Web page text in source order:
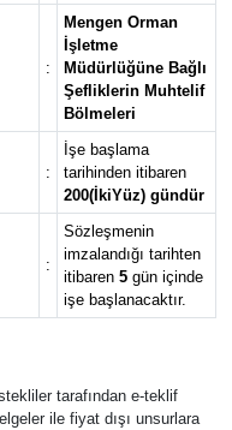
:
Mengen Orman
İşletme
Müdürlüğüne Bağlı
Şefliklerin Muhtelif
Bölmeleri
:
İşe başlama
tarihinden itibaren
200(İkiYüz) gündür
:
Sözleşmenin
imzalandığı tarihten
itibaren 5gün içinde
işe başlanacaktır.
tarafından e-teklif
ile fiyat dışı unsurlara